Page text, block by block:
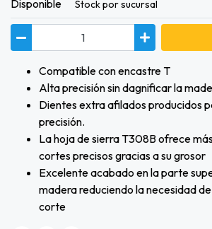
Disponible Stock por sucursal
Compatible con encastre T
Alta precisión sin dagnificar la
Dientes extra afilados producidos
precisión.
La hoja de sierra T308B ofrece
cortes precisos gracias a su grosor
Excelente acabado en la parte
madera reduciendo la necesidad
corte